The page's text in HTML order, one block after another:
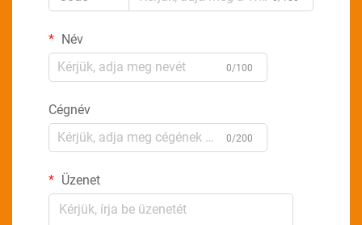
Név
0/100
Cégnév
0/200
Üzenet